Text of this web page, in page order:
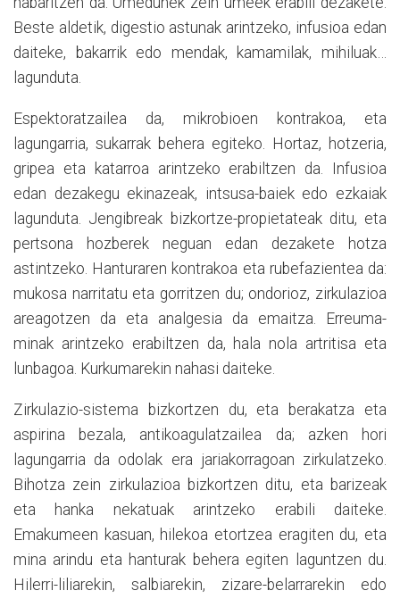
Beste aldetik, digestio astunak arintzeko, infusioa edan
daiteke, bakarrik edo mendak, kamamilak, mihiluak…
lagunduta.
Espektoratzailea da, mikrobioen kontrakoa, eta
lagungarria, sukarrak behera egiteko. Hortaz, hotzeria,
gripea eta katarroa arintzeko erabiltzen da. Infusioa
edan dezakegu ekinazeak, intsusa-baiek edo ezkaiak
lagunduta. Jengibreak bizkortze-propietateakditu, eta
pertsona hozberek neguan edan dezakete hotza
astintzeko. Hanturaren kontrakoa eta rubefazientea da:
mukosa narritatu eta gorritzen du; ondorioz, zirkulazioa
areagotzen da eta analgesia da emaitza. Erreuma-
minak arintzeko erabiltzen da, hala nola artritisa eta
lunbagoa. Kurkumarekin nahasi daiteke.
Zirkulazio-sistema bizkortzen du, eta berakatza eta
aspirina bezala, antikoagulatzailea da; azken hori
lagungarria da odolak era jariakorragoan zirkulatzeko.
Bihotza zein zirkulazioa bizkortzen ditu, eta barizeak
eta hanka nekatuak arintzeko erabili daiteke.
Emakumeen kasuan, hilekoa etortzea eragiten du, eta
mina arindu eta hanturak behera egiten
laguntzen du.
Hilerri-liliarekin, salbiarekin, zizare-belarrarekin edo